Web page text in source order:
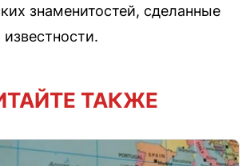
знаменитостей, сделанные
ТАКЖЕ